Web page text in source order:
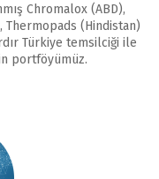
Chromalox (ABD),
(Hindistan)
Türkiye temsilciği ile
portföyümüz.